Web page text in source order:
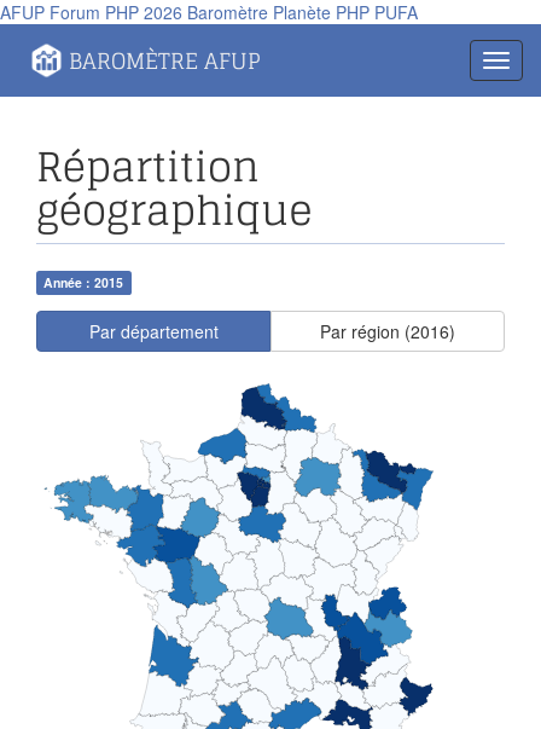
AFUP Forum PHP 2026 Baromètre Planète PHP PUFA
BAROMÈTRE AFUP
Répartition
géographique
Année : 2015
Par département Par région (2016)